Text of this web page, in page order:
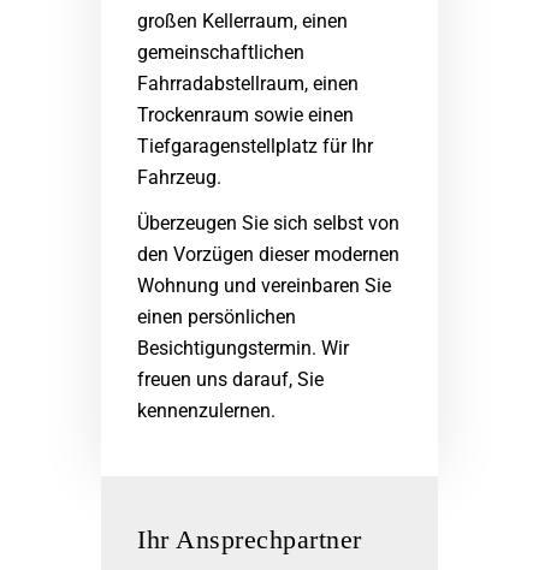
großen Kellerraum, einen
gemeinschaftlichen
Fahrradabstellraum, einen
Trockenraum sowie einen
Tiefgaragenstellplatz für Ihr
Fahrzeug.
Überzeugen Sie sich selbst von
den Vorzügen dieser modernen
Wohnung und vereinbaren Sie
einen persönlichen
Besichtigungstermin. Wir
freuen uns darauf, Sie
kennenzulernen.
Ihr Ansprechpartner